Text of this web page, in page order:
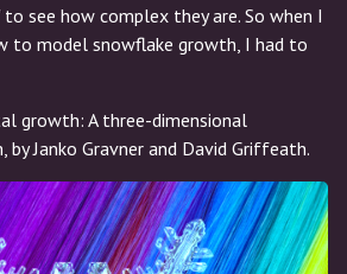
see how complex they are. So when I
to model snowflake growth, I had to
growth: A three-dimensional
by Janko Gravner and David Griffeath.